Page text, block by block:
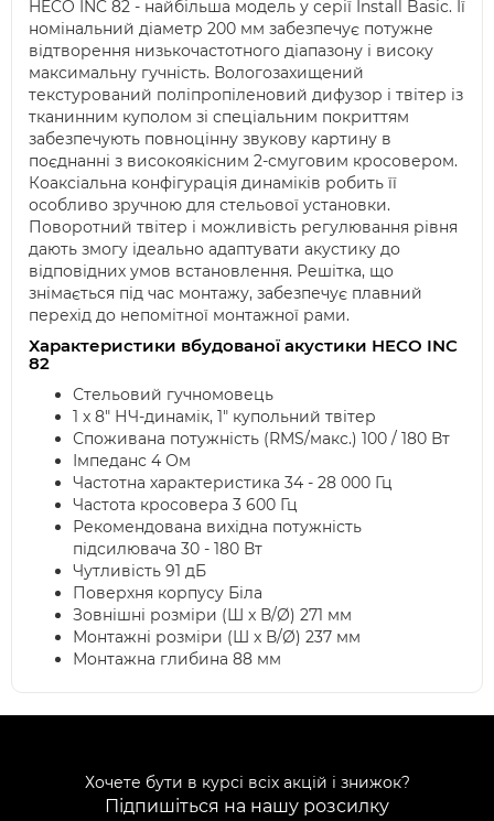
HECO INC 82 - найбільша модель у серії Install Basic. Її
номінальний діаметр 200 мм забезпечує потужне
відтворення низькочастотного діапазону і високу
максимальну гучність. Вологозахищений
текстурований поліпропіленовий дифузор і твітер із
тканинним куполом зі спеціальним покриттям
забезпечують повноцінну звукову картину в
поєднанні з високоякісним 2-смуговим кросовером.
Коаксіальна конфігурація динаміків робить її
особливо зручною для стельової установки.
Поворотний твітер і можливість регулювання рівня
дають змогу ідеально адаптувати акустику до
відповідних умов встановлення. Решітка, що
знімається під час монтажу, забезпечує плавний
перехід до непомітної монтажної рами.
Характеристики вбудованої акустики HECO INC
82
Стельовий гучномовець
1 x 8" НЧ-динамік, 1" купольний твітер
Споживана потужність (RMS/макс.) 100 / 180 Вт
Імпеданс 4 Ом
Частотна характеристика 34 - 28 000 Гц
Частота кросовера 3 600 Гц
Рекомендована вихідна потужність
підсилювача 30 - 180 Вт
Чутливість 91 дБ
Поверхня корпусу Біла
Зовнішні розміри (Ш x В/Ø) 271 мм
Монтажні розміри (Ш x В/Ø) 237 мм
Монтажна глибина 88 мм
Хочете бути в курсі всіх акцій і знижок?
Підпишіться на нашу розсилку